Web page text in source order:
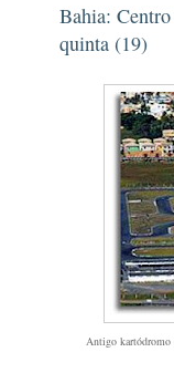
Bahia: Centro
quinta (19)
Antigo kartódromo